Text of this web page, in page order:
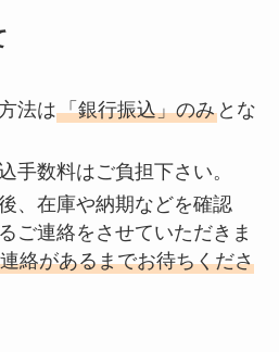
法は「銀行振込」のみとな
手数料はご負担下さい。
、在庫や納期などを確認
ご連絡をさせていただきま
絡があるまでお待ちくださ